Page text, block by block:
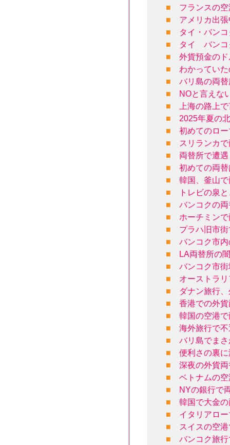
■
フランスの
■
アメリカ出
■
タイ・バン
■
タイ バンコ
■
外貨預金の
■
わかってい
■
バリ島の両
■
NOと言えな
■
上海の路上
■
2025年夏の
■
初めてのロ
■
スリランカ
■
両替所で遭
■
初めての両
■
韓国、釜山
■
トレビの泉
■
バンコクの
■
ホーチミン
■
プラハ旧市
■
バンコク市
■
LA両替所の
■
バンコク市
■
オーストラ
■
ダナン旅行
■
香港での外
■
韓国の空港
■
海外旅行で
■
バリ島でま
■
便利さの裏
■
深夜の外貨
■
ベトナムの
■
NYの銀行で
■
韓国で大金
■
イタリアロ
■
スイスの空
■
バンコク旅